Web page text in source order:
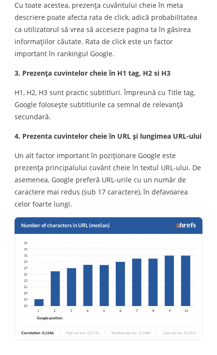
Cu toate acestea, prezenţa cuvântului cheie în meta
descriere poate afecta rata de click, adică probabilitatea
ca utilizatorul să vrea să acceseze pagina ta în găsirea
informaţiilor căutate. Rata de click este un factor
important în rankingul Google.
3. Prezenţa cuvintelor cheie în H1 tag, H2 si H3
H1, H2, H3 sunt practic subtitluri. Împreună cu Title tag,
Google folosește subtitlurile ca semnal de relevanță
secundară.
4. Prezenta cuvintelor cheie în URL şi lungimea URL-ului
Un alt factor important în poziţionare Google este
prezenţa principalului cuvânt cheie în textul URL-ului. De
asemenea, Google preferă URL-urile cu un număr de
caractere mai redus (sub 17 caractere), în defavoarea
celor foarte lungi.